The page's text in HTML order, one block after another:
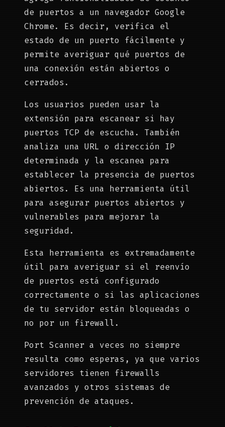
de puertos a un navegador Google
Chrome. Es decir, verifica el
estado de un puerto fácilmente y
permite averiguar qué puertos de
una conexión están abiertos o
cerrados.
Los usuarios pueden usar la
extensión para escanear si hay
puertos TCP de escucha. También
analiza una URL o dirección IP
determinada y la escanea para
establecer la presencia de puertos
abiertos. Es una herramienta útil
para asegurar puertos abiertos y
vulnerables para mejorar la
seguridad.
Esta herramienta es extremadamente
útil para averiguar si el reenvío
de puertos está configurado
correctamente o si las aplicaciones
de tu servidor están bloqueadas o
no por un firewall.
Port Scanner a veces no siempre
resulta como esperas, ya que varios
servidores tienen firewalls
avanzados y otros sistemas de
prevención de ataques.